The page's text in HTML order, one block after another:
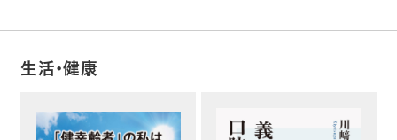
生活・健康